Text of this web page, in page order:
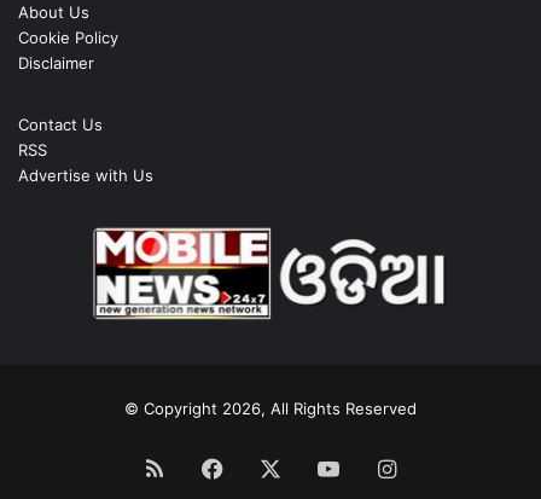
About Us
Cookie Policy
Disclaimer
Contact Us
RSS
Advertise with Us
© Copyright 2026, All Rights Reserved
RSS Facebook YouTubeInstagram